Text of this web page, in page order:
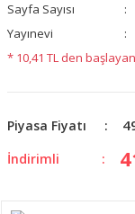
Sayfa Sayısı
Yayınevi
* 10,41 TL den
Piyasa Fiyatı
İndirimli